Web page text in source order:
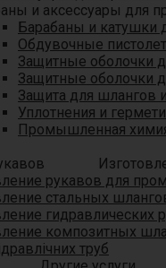
Барабаны и катушки
Обдувочные
Защитные оболочки
Защитные оболочки
Защита для шлангов
Уплотнения и
Промышленная
рукавов для
стальных
гидравлических
композитных
труб